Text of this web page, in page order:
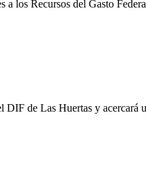
a los Recursos del Gasto
DIF de Las Huertas y